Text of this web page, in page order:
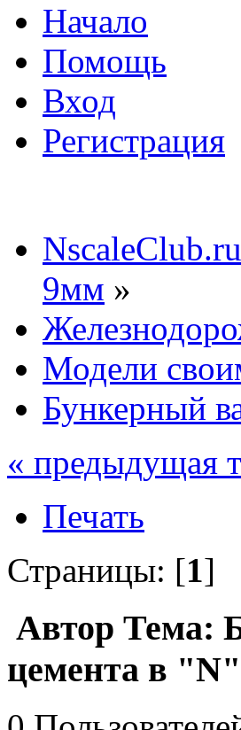
Начало
Помощь
Вход
Регистрация
9мм »
Модели
Бункерный
« предыдущая
Печать
Страницы: [1]
Автор Тема:
цемента в